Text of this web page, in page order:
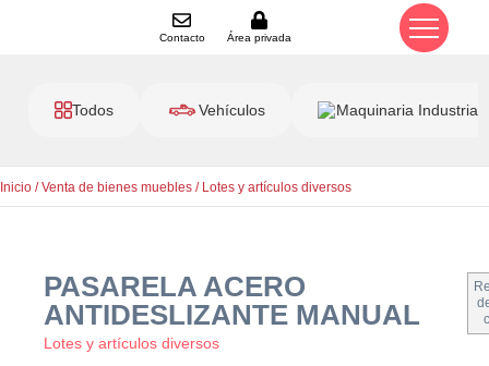
Contacto Área privada
Todos Vehículos Maquinaria Industrial
Inicio /Venta de bienes muebles / Lotes y artículos diversos
PASARELA ACERO
ANTIDESLIZANTE MANUAL
Lotes y artículos diversos